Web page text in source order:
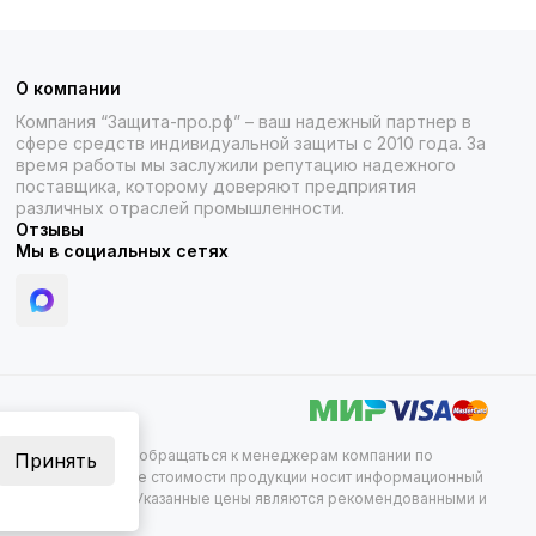
О компании
Компания “Защита-про.рф” – ваш надежный партнер в
сфере средств индивидуальной защиты с 2010 года. За
время работы мы заслужили репутацию надежного
поставщика, которому доверяют предприятия
различных отраслей промышленности.
Отзывы
Мы в социальных сетях
следует обращаться к менеджерам компании по
а так же стоимости продукции носит информационный
Федерации. Указанные цены являются рекомендованными и
Принять